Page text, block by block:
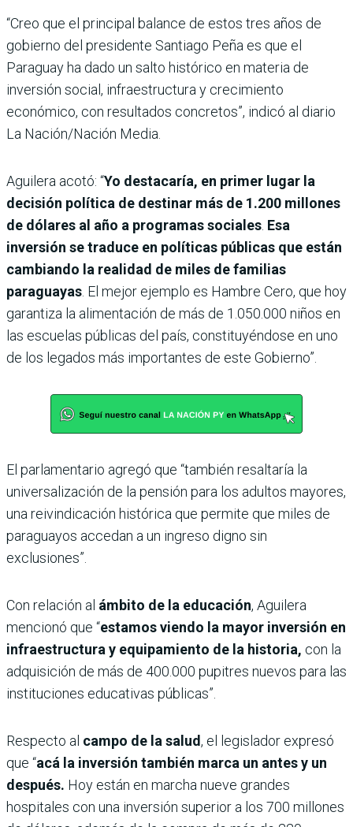
“Creo que el principal balance de estos tres años de
gobierno del presidente Santiago Peña es que el
Paraguay ha dado un salto histórico en materia de
inversión social, infraestructura y crecimiento
económico, con resultados concretos”, indicó al diario
La Nación/Nación Media.
Aguilera acotó: “Yo destacaría, en primer lugar la
decisión política de destinar más de 1.200 millones
de dólares al año a programas sociales Esa
inversión se traduce en políticas públicas que están
cambiando la realidad de miles de familias
paraguayas . El mejor ejemplo es Hambre Cero, que hoy
garantiza la alimentación de más de 1.050.000 niños en
las escuelas públicas del país, constituyéndose en uno
de los legados más importantes de este Gobierno”.
El parlamentario agregó que “también resaltaría la
universalización de la pensión para los adultos mayores,
una reivindicación histórica que permite que miles de
paraguayos accedan a un ingreso digno sin
exclusiones”.
Con relación al ámbito de la educación, Aguilera
mencionó que “estamos viendo la mayor inversión en
infraestructura y equipamiento de la historia, con la
adquisición de más de 400.000 pupitres nuevos para las
instituciones educativas públicas”.
Respecto al campo de la salud, el legislador expresó
que “acá la inversión también marca un antes y un
después. Hoy están en marcha nueve grandes
hospitales con una inversión superior a los 700 millones